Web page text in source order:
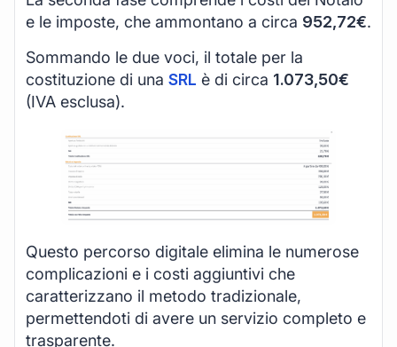
e le imposte, che ammontano a circa 952,72€.
Sommando le due voci, il totale per la
costituzione di una SRL è di circa 1.073,50€
(IVA esclusa).
Questo percorso digitale elimina le numerose
complicazioni e i costi aggiuntivi che
caratterizzano il metodo tradizionale,
permettendoti di avere un servizio completo e
trasparente.